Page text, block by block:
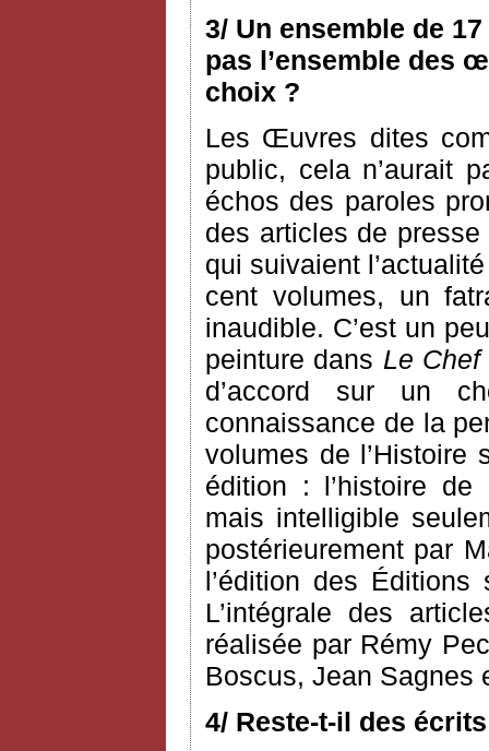
3/ Un ensemble de
pas l’ensemble des
choix ?
Les Œuvres dites
public, cela n’aurait
échos des paroles
des articles de
qui suivaient
cent volumes, un
inaudible. C’est un
peinture dans Le
d’accord sur un
connaissance de la
volumes de l’Histoire
édition : l’histoire
mais intelligible
postérieurement par
l’édition des
L’intégrale des
réalisée par Rémy
Boscus, Jean Sagnes
4/ Reste-t-il des